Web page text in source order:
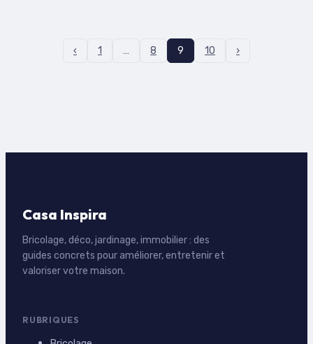
‹ 1 … 8 9 10 ›
Casa Inspira
Bricolage, déco, jardinage, immobilier : des
guides concrets pour améliorer, entretenir et
valoriser votre maison.
RUBRIQUES